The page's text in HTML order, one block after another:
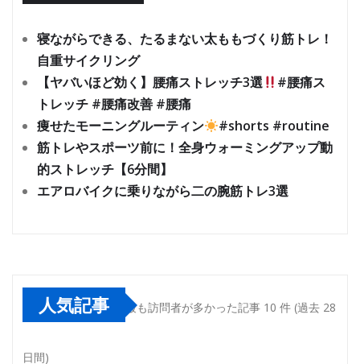
寝ながらできる、たるまない太ももづくり筋トレ！
自重サイクリング
【ヤバいほど効く】腰痛ストレッチ3選
#腰痛ス
トレッチ #腰痛改善 #腰痛
痩せたモーニングルーティン
#shorts #routine
筋トレやスポーツ前に！全身ウォーミングアップ動
的ストレッチ【6分間】
エアロバイクに乗りながら二の腕筋トレ3選
人気記事 最も訪問者が多かった記事 10 件 (過去 28
日間)